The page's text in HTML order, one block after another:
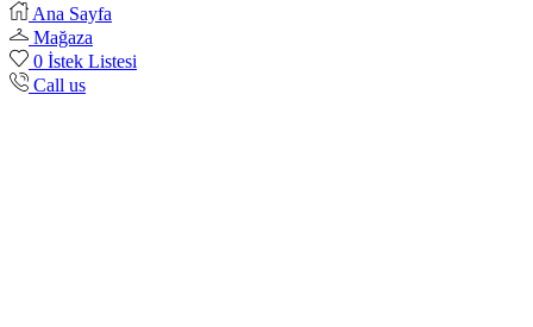
Ana Sayfa
Mağaza
0 İstek Listesi
Call us